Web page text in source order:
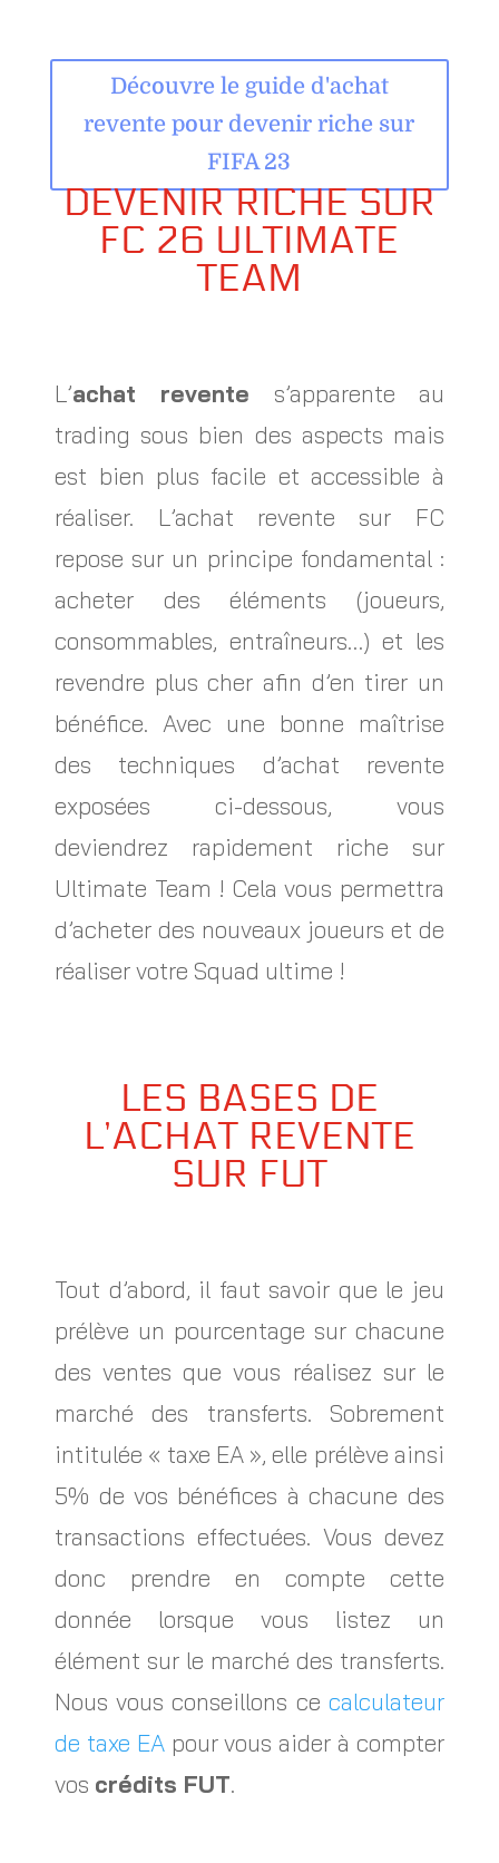
Découvre le guide d'achat
revente pour devenir riche sur
FIFA 23
DEVENIR RICHE SUR
FC 26 ULTIMATE
TEAM
L’achat revente s’apparente au
trading sous bien des aspects mais
est bien plus facile et accessible à
réaliser. L’achat revente sur FC
repose sur un principe fondamental :
acheter des éléments (joueurs,
consommables, entraîneurs…) et les
revendre plus cher afin d’en tirer un
bénéfice. Avec une bonne maîtrise
des techniques d’achat revente
exposées ci-dessous, vous
deviendrez rapidement riche sur
Ultimate Team ! Cela vous permettra
d’acheter des nouveaux joueurs et de
réaliser votre Squad ultime !
LES BASES DE
L’ACHAT REVENTE
SUR FUT
Tout d’abord, il faut savoir que le jeu
prélève un pourcentage sur chacune
des ventes que vous réalisez sur le
marché des transferts. Sobrement
intitulée « taxe EA », elle prélève ainsi
5% de vos bénéfices à chacune des
transactions effectuées. Vous devez
donc prendre en compte cette
donnée lorsque vous listez un
élément sur le marché des transferts.
Nous vous conseillons ce calculateur
de taxe EApour vous aider à compter
vos crédits FUT.